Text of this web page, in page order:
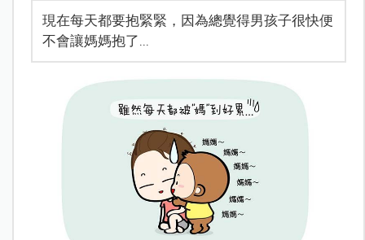
現在每天都要抱緊緊，因為總覺得男孩子很快便
不會讓媽媽抱了...